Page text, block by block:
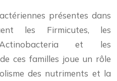
présentes dans
les Firmicutes, les
et les
ces familles joue un rôle
des nutriments et la